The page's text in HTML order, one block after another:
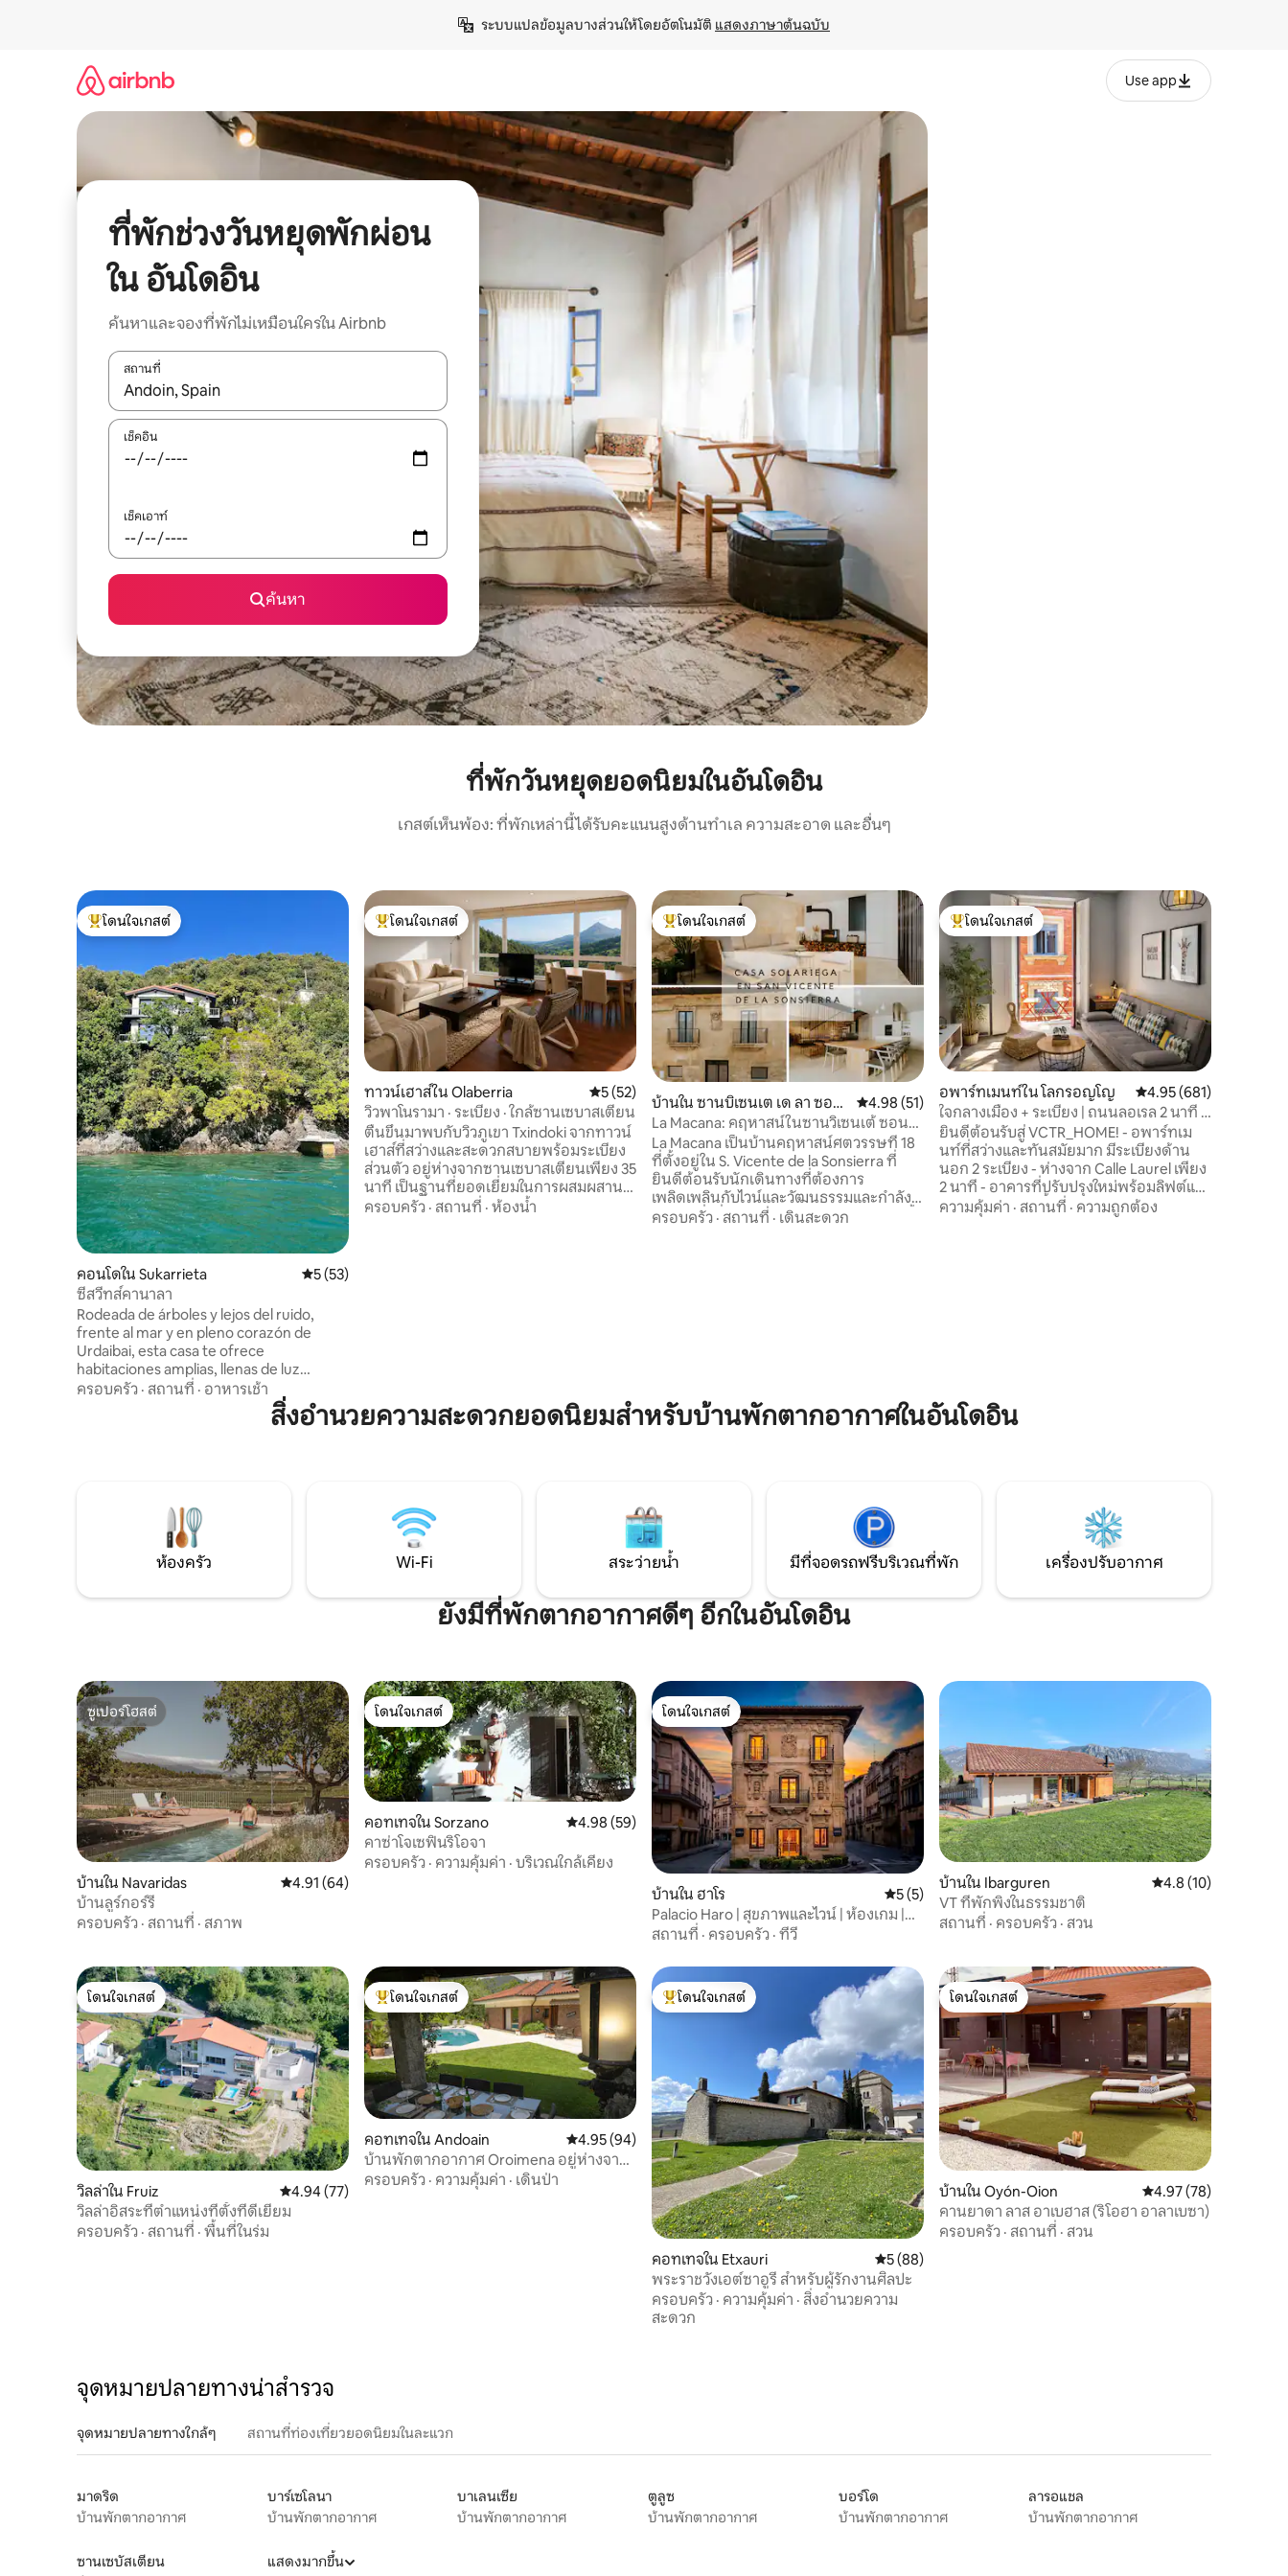
ระบบแปลข้อมูลบางส่วนให้โดยอัตโนมัติ แสดงภาษาต้นฉบับ
Use app
ที่พักช่วงวันหยุดพักผ่อน
ใน อันโดอิน
ค้นหาและจองที่พักไม่เหมือนใครใน Airbnb
สถานที่
ใช้ลูกศรขึ้นลง หรือใช้การสัมผัสหรือปัด เพื่อสำรวจผลการค้นหา
เช็คอิน
เช็คเอาท์
ค้นหา
ที่พักวันหยุดยอดนิยมในอันโดอิน
เกสต์เห็นพ้อง: ที่พักเหล่านี้ได้รับคะแนนสูงด้านทำเล ความสะอาด และอื่นๆ
โดนใจเกสต์ที่สุด
โดนใจเกสต์
คอนโดใน Sukarrieta คะแนนเฉลี่ย 5 จาก 5, 53 รีวิว
5 (53)
ซีสวีทส์คานาลา
Rodeada de árboles y lejos del ruido,
frente al mar y en pleno corazón de
Urdaibai, esta casa te ofrece
habitaciones amplias, llenas de luz
natural y con vistas impresionantes. En el
piso superior se ubica la suite que
dispone de dos habitaciones dobles. Esta
incorporado. El segundo baño dispone de
acceso desde el salón. La cocina es
abierta hacia el comedor-salón que
dispone de una amplia mesa. El salón
tiene un sofa de cuatro plazas con
cheslon. Toda la estancia dispone de
vistas al bosque perimetral y a la ría. Para
disfrutar de vuestra estancia, las dos
habitaciones dan salida a un espacio con
vistas al mar equipado con cocina,
comedor y un salón que invita al
descanso. El espectacular ventanal del
salón cuenta con un toldo extensible que
lo protege los días de mucho sol. Vuestro
salón dispone de red wifi y televisión de
42 pulgadas con conexión a Netflix y a
una amplia oferta deportiva. Cuenta con
dos habitaciones: una de ellas, en suite
con baño incluido y la otra, con baño
fuera de la habitación. Ambas, disponen
de amplios armarios con plancha y tabla
siguientes electrodomésticos:
frigorífico-congelador, lavavajillas, horno-
microondas, placa de inducción con
extractor y desayunero, además de los
utensilios para preparar comidas.
Además, para que durante vuestra
estancia podáis disfrutar de las
espectaculares vistas sobre el mar,
vuestra suite dispone de una amplia
terraza que la rodea. Esta cuenta con un
set de comedor exterior y sillón para que
vuestras veladas se alarguen en este
entorno tan privilegiado. El jardín,
teniendo de base las plantas y árboles
autóctonos de la marisma de Urdaibai,
sigue un paisajismo adaptado a la
exterior. Además, existe otra terraza
bajo una palmera que permite disfrutar
del descanso. ¡Estamos seguros de que
lo váis a disfrutar mucho! Estamos
esperando que podáis disfrutar de este
permitiendo el acceso a personas
menores de 18 años, lo cual responde al
que los clientes encuentren un ambiente
adulto que les permita relajarse, que
ครอบครัว · สถานที่ · อาหารเช้า
โดนใจเกสต์ที่สุด
โดนใจเกสต์
ทาวน์เฮาส์ใน Olaberria คะแนนเฉลี่ย 5 จาก 5, 52 รีวิว
5 (52)
วิวพาโนรามา · ระเบียง · ใกล้ซานเซบาสเตียน
ตื่นขึ้นมาพบกับวิวภูเขา Txindoki จากทาวน์
เฮาส์ที่สว่างและสะดวกสบายพร้อมระเบียง
ส่วนตัว อยู่ห่างจากซานเซบาสเตียนเพียง 35
นาที เป็นฐานที่ยอดเยี่ยมในการผสมผสาน
ธรรมชาติ การพักผ่อน อาหาร และการเดิน
ครอบครัว · สถานที่ · ห้องน้ำ
โดนใจเกสต์ที่สุด
โดนใจเกสต์
บ้านใน ซานบิเซนเต เด ลา ซอน
ซีเอร์รา
คะแนนเฉลี่ย 4.98 จาก 5, 51 รีวิว
4.98 (51)
La Macana: คฤหาสน์ในซานวิเซนเต้ ซอน
เซียร์รา
La Macana เป็นบ้านคฤหาสน์ศตวรรษที่ 18
ที่ตั้งอยู่ใน S. Vicente de la Sonsierra ที่
ยินดีต้อนรับนักเดินทางที่ต้องการ
เพลิดเพลินกับไวน์และวัฒนธรรมและกำลัง
มองหาสิ่งที่พิเศษและสร้างแรงบันดาลใจ ตั้ง
ครอบครัว · สถานที่ · เดินสะดวก
โดนใจเกสต์ที่สุด
โดนใจเกสต์
อพาร์ทเมนท์ใน โลกรอญโญ คะแนนเฉลี่ย 4.95 จาก
4.95 (681)
ใจกลางเมือง + ระเบียง | ถนนลอเรล 2 นาที |
ทันสมัย
ยินดีต้อนรับสู่ VCTR_HOME! - อพาร์ทเม
นท์ที่สว่างและทันสมัยมาก มีระเบียงด้าน
นอก 2 ระเบียง - ห่างจาก Calle Laurel เพียง
2 นาที - อาคารที่ปรับปรุงใหม่พร้อมลิฟต์และ
ทางเข้าแบบไม่มีพื้นต่างระดับ - Wi-Fi เร็ว +
สมาร์ททีวี + iPad - เครื่องทำความร้อน
ความคุ้มค่า · สถานที่ · ความถูกต้อง
สิ่งอำนวยความสะดวกยอดนิยมสำหรับบ้านพักตากอากาศในอันโดอิน
ห้องครัว Wi-Fi สระว่ายน้ำ มีที่จอดรถฟรีบริเวณที่พัก เครื่องปรับอากาศ
ยังมีที่พักตากอากาศดีๆ อีกในอันโดอิน
ซูเปอร์โฮสต์
ซูเปอร์โฮสต์
บ้านใน Navaridas คะแนนเฉลี่ย 4.91 จาก 5, 64 รีวิว
4.91 (64)
บ้านลูร์กอร์รี
ครอบครัว · สถานที่ · สภาพ
โดนใจเกสต์
โดนใจเกสต์
คอทเทจใน Sorzano คะแนนเฉลี่ย 4.98 จาก 5, 59 รีวิว
4.98 (59)
คาซ่าโจเซฟินริโอจา
ครอบครัว · ความคุ้มค่า · บริเวณใกล้เคียง
โดนใจเกสต์
โดนใจเกสต์
บ้านใน ฮาโร คะแนนเฉลี่ย 5 จาก 5, 5 รีวิว
5 (5)
Palacio Haro | สุขภาพและไวน์ | ห้องเกม |
ซาวน่า
สถานที่ · ครอบครัว · ทีวี
บ้านใน Ibarguren คะแนนเฉลี่ย 4.8 จาก
4.8 (10)
VT ที่พักพิงในธรรมชาติ
สถานที่ · ครอบครัว · สวน
โดนใจเกสต์
โดนใจเกสต์
วิลล่าใน Fruiz คะแนนเฉลี่ย 4.94 จาก 5, 77 รีวิว
4.94 (77)
วิลล่าอิสระที่ตำแหน่งที่ตั้งที่ดีเยี่ยม
ครอบครัว · สถานที่ · พื้นที่ในร่ม
โดนใจเกสต์ที่สุด
โดนใจเกสต์
คอทเทจใน Andoain คะแนนเฉลี่ย 4.95 จาก 5, 94 รีวิว
4.95 (94)
บ้านพักตากอากาศ Oroimena อยู่ห่างจาก
ซานเซบาสเตียน 15 นาที
ครอบครัว · ความคุ้มค่า · เดินป่า
โดนใจเกสต์ที่สุด
โดนใจเกสต์
คอทเทจใน Etxauri คะแนนเฉลี่ย 5 จาก 5, 88 รีวิว
5 (88)
พระราชวังเอต์ซาอูรี สำหรับผู้รักงานศิลปะ
ครอบครัว · ความคุ้มค่า · สิ่งอำนวยความ
สะดวก
โดนใจเกสต์
โดนใจเกสต์
บ้านใน Oyón-Oion คะแนนเฉลี่ย 4.97 จาก
4.97 (78)
คานยาดา ลาส อาเบฮาส (ริโอฮา อาลาเบซา)
ครอบครัว · สถานที่ · สวน
จุดหมายปลายทางน่าสำรวจ
จุดหมายปลายทางใกล้ๆ สถานที่ท่องเที่ยวยอดนิยมในละแวก
มาดริด
บ้านพักตากอากาศ
บาร์เซโลนา
บ้านพักตากอากาศ
บาเลนเซีย
บ้านพักตากอากาศ
ตูลูซ
บ้านพักตากอากาศ
บอร์โด
บ้านพักตากอากาศ
ลารอแชล
บ้านพักตากอากาศ
ซานเซบัสเตียน
แสดงมากขึ้น